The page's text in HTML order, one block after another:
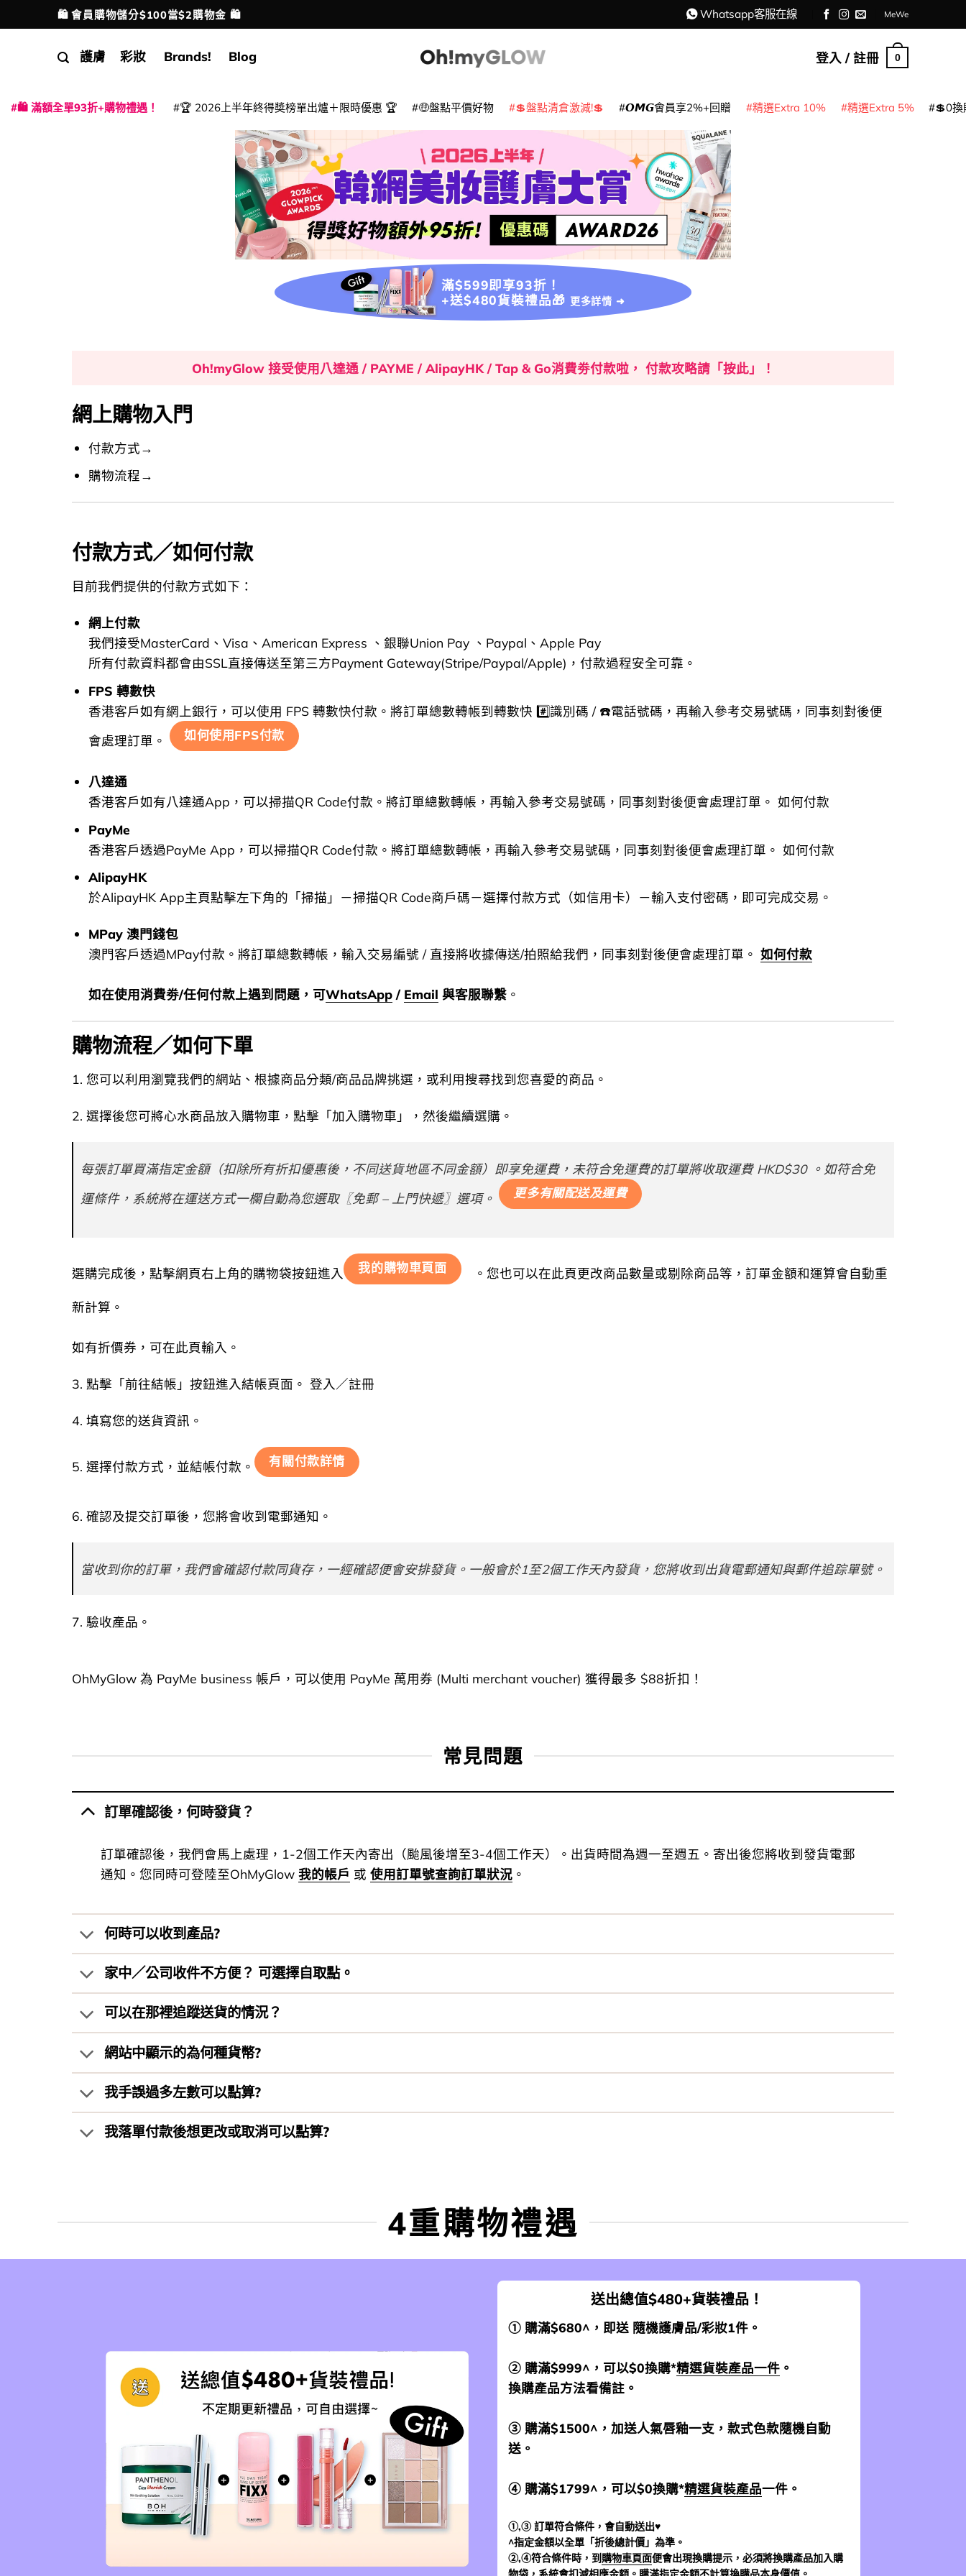
to
配送港澳
🛍️ 會員購物儲分$100當$2購物金 🛍️ Whatsapp客服在線 MeWe
護膚 彩妝 Brands! Blog 登入 / 註冊 0
🛍️ 滿額全單93折+購物禮遇！ 🏆 2026上半年終得奬榜單出爐＋限時優惠 🏆 🤑盤點平價好物 💲盤點清倉激減!💲 𝙊𝙈𝙂會員享2%+回贈 精選Extra 10% 精選Extra 5% 💲0換
滿$599即享93折！
+送$480貨裝禮品🎁 更多詳情 ➜
Oh!myGlow 接受使用八達通 / PAYME / AlipayHK / Tap & Go消費劵付款啦， 付款攻略請「按此」！
網上購物入門
付款方式→
購物流程→
付款方式／如何付款
目前我們提供的付款方式如下：
網上付款
我們接受MasterCard、Visa、American Express 、銀聯Union Pay 、Paypal、Apple Pay
所有付款資料都會由SSL直接傳送至第三方Payment Gateway(Stripe/Paypal/Apple)，付款過程安全可靠。
FPS 轉數快
香港客戶如有網上銀行，可以使用 FPS 轉數快付款。將訂單總數轉帳到轉數快 #️⃣識別碼 / ☎️電話號碼，再輸入參考交易號碼，同事刻對後便
會處理訂單。
如何使用FPS付款
八達通
香港客戶如有八達通App，可以掃描QR Code付款。將訂單總數轉帳，再輸入參考交易號碼，同事刻對後便會處理訂單。 如何付款
PayMe
香港客戶透過PayMe App，可以掃描QR Code付款。將訂單總數轉帳，再輸入參考交易號碼，同事刻對後便會處理訂單。 如何付款
AlipayHK
於AlipayHK App主頁點擊左下角的「掃描」－掃描QR Code商戶碼－選擇付款方式（如信用卡）－輸入支付密碼，即可完成交易。
MPay 澳門錢包
澳門客戶透過MPay付款。將訂單總數轉帳，輸入交易編號 / 直接將收據傳送/拍照給我們，同事刻對後便會處理訂單。 如何付款
如在使用消費劵/任何付款上遇到問題，可WhatsApp/ Email 與客服聯繫。
購物流程／如何下單
1. 您可以利用瀏覽我們的網站、根據商品分類/商品品牌挑選，或利用搜尋找到您喜愛的商品。
2. 選擇後您可將心水商品放入購物車，點擊「加入購物車」，然後繼續選購。
每張訂單買滿指定金額（扣除所有折扣優惠後，不同送貨地區不同金額）即享免運費，未符合免運費的訂單將收取運費 HKD$30 。如符合免
運條件，系統將在運送方式一欄自動為您選取〖免郵 – 上門快遞〗選項。
更多有關配送及運費
選購完成後，點擊網頁右上角的購物袋按鈕進入 我的購物車頁面 。您也可以在此頁更改商品數量或剔除商品等，訂單金額和運算會自動重
新計算。
如有折價券，可在此頁輸入。
3. 點擊「前往結帳」按鈕進入結帳頁面。 登入／註冊
4. 填寫您的送貨資訊。
5. 選擇付款方式，並結帳付款。 有關付款詳情
6. 確認及提交訂單後，您將會收到電郵通知。
當收到你的訂單，我們會確認付款同貨存，一經確認便會安排發貨。一般會於1至2個工作天內發貨，您將收到出貨電郵通知與郵件追踪單號。
7. 驗收產品。
OhMyGlow 為 PayMe business 帳戶，可以使用 PayMe 萬用券 (Multi merchant voucher) 獲得最多 $88折扣！
常見問題
訂單確認後，何時發貨？
訂單確認後，我們會馬上處理，1-2個工作天內寄出（颱風後增至3-4個工作天）。出貨時間為週一至週五。寄出後您將收到發貨電郵
通知。您同時可登陸至OhMyGlow我的帳戶 或使用訂單號查詢訂單狀況 。
何時可以收到產品?
家中／公司收件不方便？ 可選擇自取點。
可以在那裡追蹤送貨的情況？
網站中顯示的為何種貨幣?
我手誤過多左數可以點算?
我落單付款後想更改或取消可以點算?
4重購物禮遇
送出總值$480+貨裝禮品！
① 購滿$680^，即送 隨機護膚品/彩妝1件。
② 購滿$999^，可以$0換購*精選貨裝產品一件 。
換購產品方法看備註。
③ 購滿$1500^，加送人氣唇釉一支，款式色款隨機自動
送。
④ 購滿$1799^，可以$0換購*精選貨裝產品一件。
①,③ 訂單符合條件，會自動送出♥
^指定金額以全單「折後總計價」為準。
②,④符合條件時，到 購物車頁面便會出現換購提示，必須將換購產品加入購